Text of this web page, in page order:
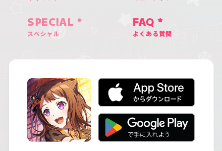
SPECIAL
スペシャル
FAQ
よくある質問